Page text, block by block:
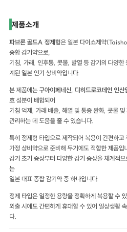
제품소개
파브론 골드A 정제형은 일본 다이쇼제약
종합 감기약으로,
기침, 가래, 인후통, 콧물, 발열 등 감기의 다양한
계된 일본 인기 상비약입니다.
본 제품에는구아이페네신, 디히드로코데인 인산
효 성분이 배합되어
기침 억제, 가래 배출, 해열 및 통증 완화, 콧물
관리하는 데 도움을 줄 수 있습니다.
특히 정제형 타입으로 제작되어 복용이 간편하고
가정 상비약으로 준비해 두기에도 적합한 제품입
감기 초기 증상부터 다양한 감기 증상을 체계적
는
일본 대표 종합 감기약 중 하나입니다.
정제 타입은 일정한 용량을 정확하게 복용할 수
외출 시에도 간편하게 휴대할 수 있어 일상생활
다.